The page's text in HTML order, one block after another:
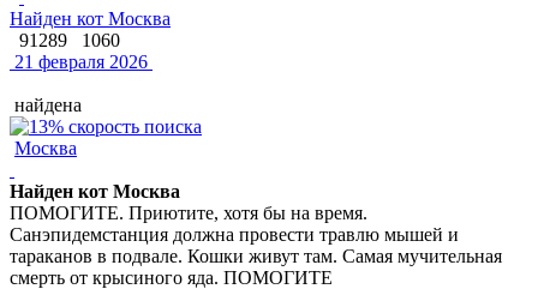
Найден кот Москва
91289
1060
21 февраля 2026
найдена
Москва
Найден кот Москва
ПОМОГИТЕ. Приютите, хотя бы на время.
Санэпидемстанция должна провести травлю мышей и
тараканов в подвале. Кошки живут там. Самая мучительная
смерть от крысиного яда. ПОМОГИТЕ